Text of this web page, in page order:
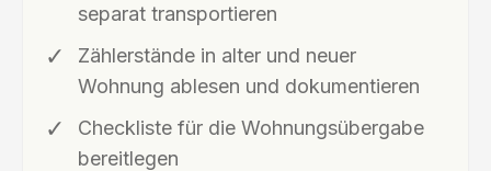
separat transportieren
Zählerstände in alter und neuer
Wohnung ablesen und dokumentieren
Checkliste für die Wohnungsübergabe
bereitlegen